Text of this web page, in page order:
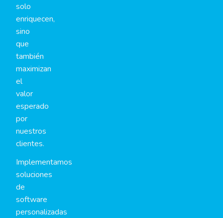
solo
enriquecen,
sino
que
también
maximizan
el
valor
esperado
por
nuestros
clientes.
Implementamos
soluciones
de
software
personalizadas